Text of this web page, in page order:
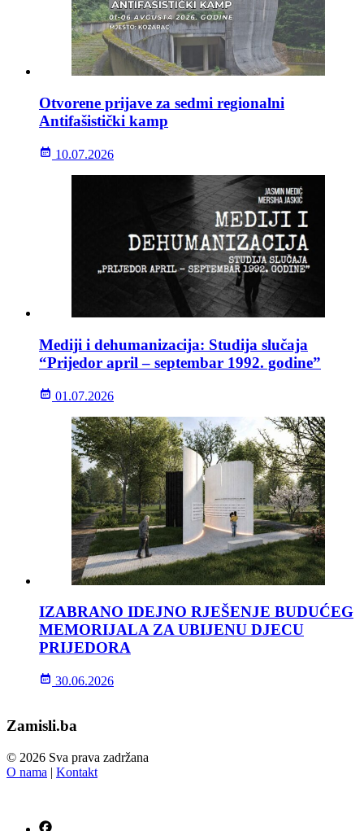
Otvorene prijave za sedmi regionalni
Antifašistički kamp
10.07.2026
Mediji i dehumanizacija: Studija slučaja
“Prijedor april – septembar 1992. godine”
01.07.2026
IZABRANO IDEJNO RJEŠENJE BUDUĆEG
MEMORIJALA ZA UBIJENU DJECU
PRIJEDORA
30.06.2026
Zamisli.ba
© 2026 Sva prava zadržana
O nama | Kontakt